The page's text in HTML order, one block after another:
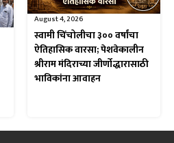
August 4, 2026
स्वामी चिंचोलीचा ३०० वर्षांचा
ऐतिहासिक वारसा; पेशवेकालीन
श्रीराम मंदिराच्या जीर्णोद्धारासाठी
भाविकांना आवाहन